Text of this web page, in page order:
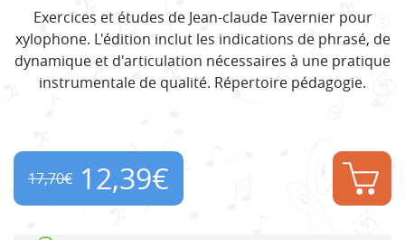
Exercices et études de Jean-claude Tavernier pour
xylophone. L'édition inclut les indications de phrasé, de
dynamique et d'articulation nécessaires à une pratique
instrumentale de qualité. Répertoire pédagogie.
17,70€
Original
12,39€
Current